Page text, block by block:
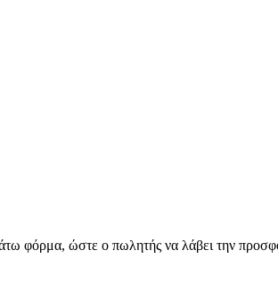
φόρμα, ώστε ο πωλητής να λάβει την